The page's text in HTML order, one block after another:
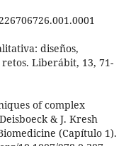
diseños,
Liberábit, 13, 71-
of complex
& J. Kresh
(Capítulo 1).